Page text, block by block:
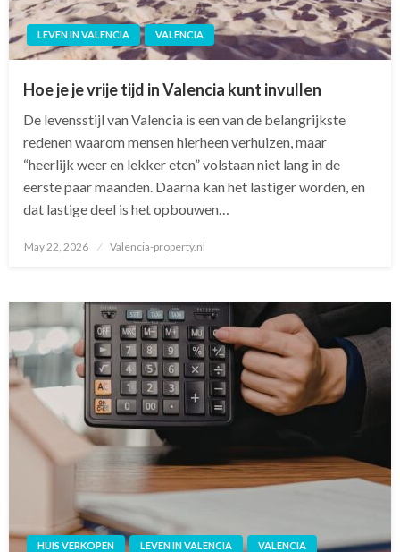
LEVEN IN VALENCIA VALENCIA
Hoe je je vrije tijd in Valencia kunt invullen
De levensstijl van Valencia is een van de belangrijkste
redenen waarom mensen hierheen verhuizen, maar
“heerlijk weer en lekker eten” volstaan niet lang in de
eerste paar maanden. Daarna kan het lastiger worden, en
dat lastige deel is het opbouwen…
Posted
May 22, 2026 Valencia-property.nl
HUIS VERKOPEN LEVEN IN VALENCIA VALENCIA